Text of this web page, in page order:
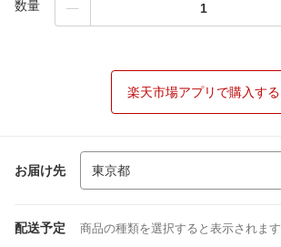
数量
楽天市場アプリで購入する
お届け先
配送予定 商品の種類を選択すると表示されます